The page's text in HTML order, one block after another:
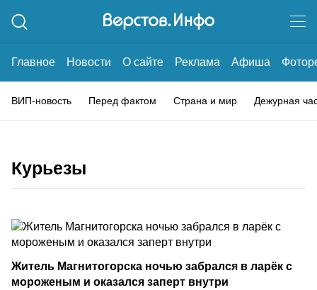
Главное Новости О сайте Реклама Афиша
ВИП-новость Перед фактом Страна и мир Дежурная
Курьезы
Житель Магнитогорска ночью забрался в ларёк с
мороженым и оказался заперт внутри